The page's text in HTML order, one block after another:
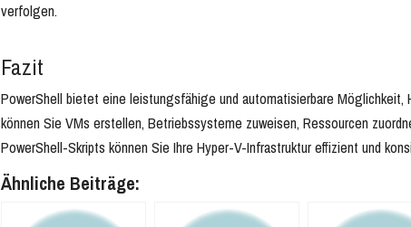
verfolgen.
Fazit
PowerShell bietet eine leistungsfähige und automatisierbare
können Sie VMs erstellen, Betriebssysteme zuweisen, Ressourcen
PowerShell-Skripts können Sie Ihre Hyper-V-Infrastruktur effizient und
Ähnliche Beiträge: